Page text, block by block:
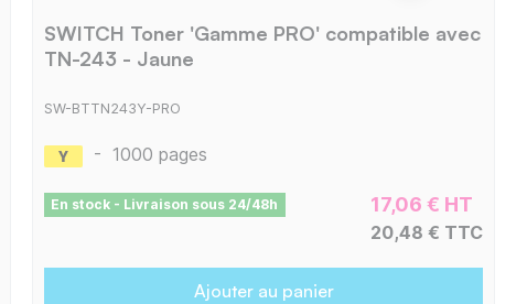
SWITCH Toner 'Gamme PRO' compatible avec
TN-243 - Jaune
SW-BTTN243Y-PRO
- 1000 pages
En stock - Livraison sous 24/48h 17,06 € HT
20,48 € TTC
Ajouter au panier